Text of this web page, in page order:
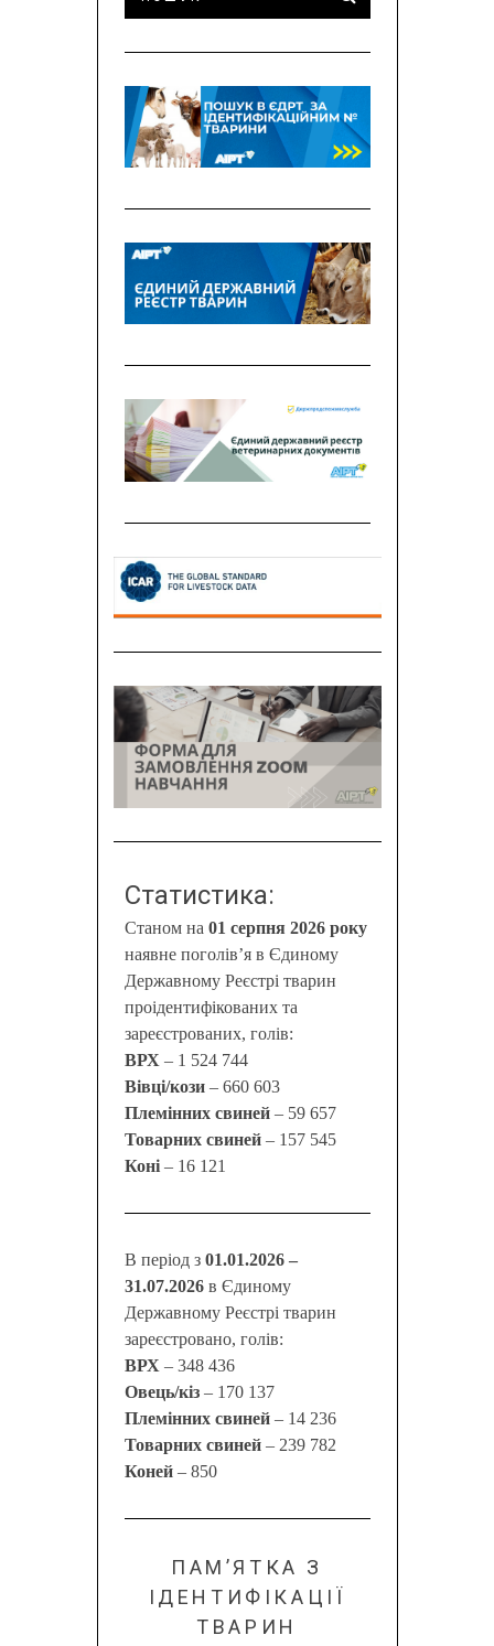
Статистика:
Станом на 01 серпня 2026 року
наявне поголів’я в Єдиному
Державному Реєстрі тварин
проідентифікованих та
зареєстрованих, голів:
ВРХ – 1 524 744
Вівці/кози– 660 603
Племінних свиней– 59 657
Товарних свиней – 157 545
Коні– 16 121
В період з01.01.2026 –
31.07.2026 в Єдиному
Державному Реєстрі тварин
зареєстровано, голів:
ВРХ – 348 436
Овець/кіз– 170 137
Племінних свиней– 14 236
Товарних свиней– 239 782
Коней– 850
ПАМ’ЯТКА З
ІДЕНТИФІКАЦІЇ
ТВАРИН